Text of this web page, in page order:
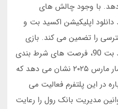
دهد. با وجود چالش های
دانلود اپلیکیشن اکسید بت و
را تضمین می کند. بازی
انفجار در کنار سیستم اکسید بت 90، فرصت های شرط بندی
امنی را فراهم کرده است. آمار مارس ۲۰۲۵ نشان می دهد که
در این پلتفرم فعالیت می
مدیریت بانک رول را رعایت